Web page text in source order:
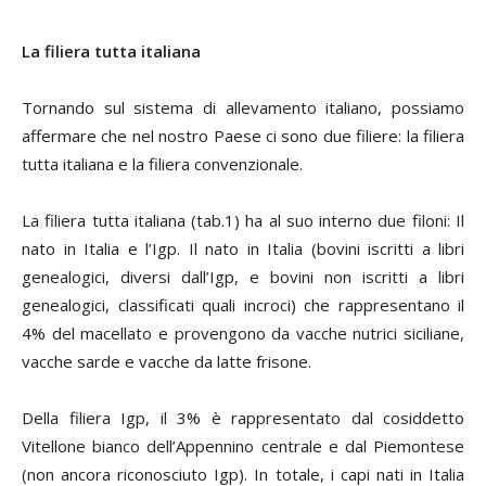
La filiera tutta italiana
Tornando sul sistema di allevamento italiano, possiamo
affermare che nel nostro Paese ci sono due filiere: la filiera
tutta italiana e la filiera convenzionale.
La filiera tutta italiana (tab.1) ha al suo interno due filoni: Il
nato in Italia e l’Igp. Il nato in Italia (bovini iscritti a libri
genealogici, diversi dall’Igp, e bovini non iscritti a libri
genealogici, classificati quali incroci) che rappresentano il
4% del macellato e provengono da vacche nutrici siciliane,
vacche sarde e vacche da latte frisone.
Della filiera Igp, il 3% è rappresentato dal cosiddetto
Vitellone bianco dell’Appennino centrale e dal Piemontese
(non ancora riconosciuto Igp). In totale, i capi nati in Italia